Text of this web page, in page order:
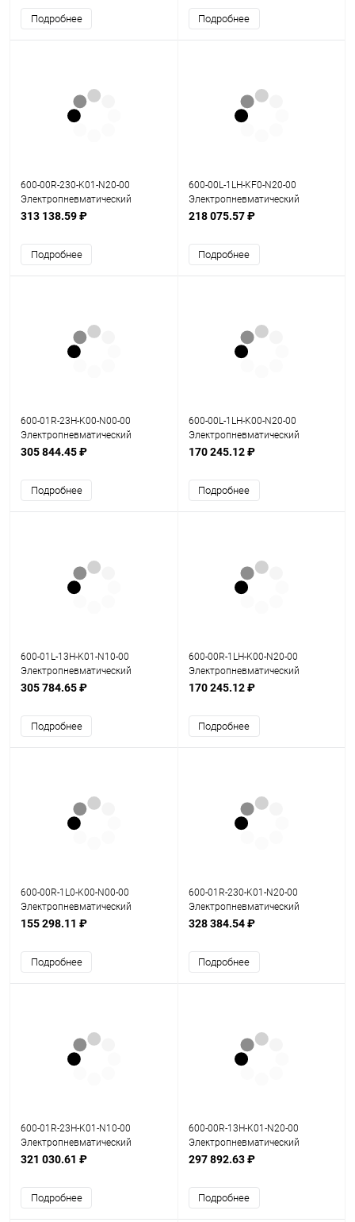
Подробнее Подробнее
600-00R-230-K01-N20-00
Электропневматический
позиционер серия 600
313 138.59 ₽
Подробнее
600-00L-1LH-KF0-N20-00
Электропневматический
позиционер серия 600
218 075.57 ₽
Подробнее
600-01R-23H-K00-N00-00
Электропневматический
позиционер серия 600
305 844.45 ₽
Подробнее
600-00L-1LH-K00-N20-00
Электропневматический
позиционер серия 600
170 245.12 ₽
Подробнее
600-01L-13H-K01-N10-00
Электропневматический
позиционер серия 600
305 784.65 ₽
Подробнее
600-00R-1LH-K00-N20-00
Электропневматический
позиционер серия 600
170 245.12 ₽
Подробнее
600-00R-1L0-K00-N00-00
Электропневматический
позиционер серия 600
155 298.11 ₽
Подробнее
600-01R-230-K01-N20-00
Электропневматический
позиционер серия 600
328 384.54 ₽
Подробнее
600-01R-23H-K01-N10-00
Электропневматический
позиционер серия 600
321 030.61 ₽
Подробнее
600-00R-13H-K01-N20-00
Электропневматический
позиционер серия 600
297 892.63 ₽
Подробнее